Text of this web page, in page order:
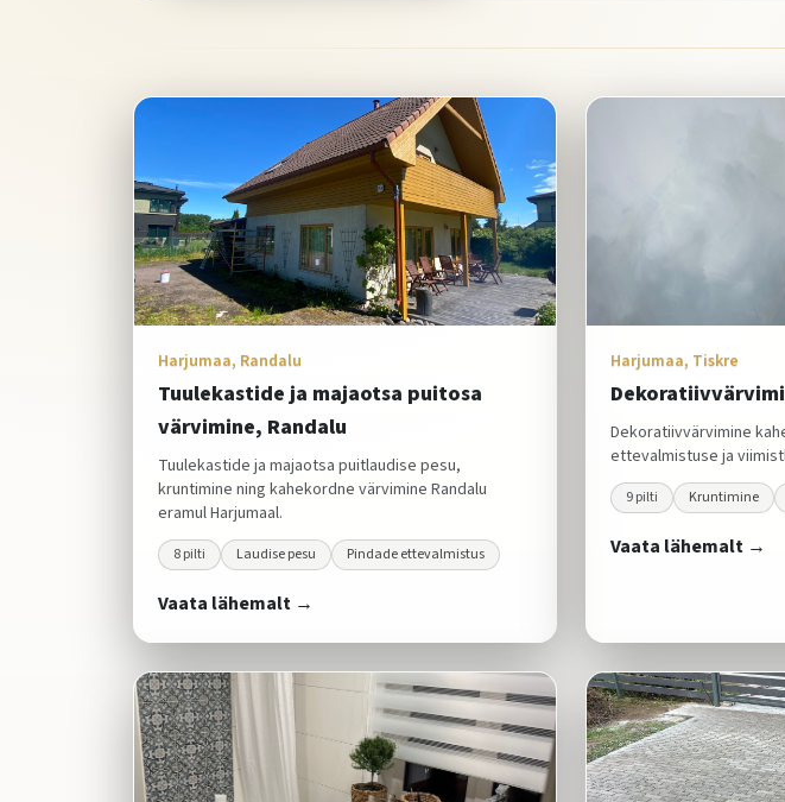
Harjumaa, Randalu
Tuulekastide ja majaotsa puitosa
värvimine, Randalu
Tuulekastide ja majaotsa puitlaudise pesu,
kruntimine ning kahekordne värvimine Randalu
eramul Harjumaal.
8pilti Laudise pesu Pindade ettevalmistus
Vaata lähemalt →
Harjumaa, Tiskre
Dekoratiivvärvimine
ettevalmistuse ja
9pilti Kruntimine
Vaata lähemalt →